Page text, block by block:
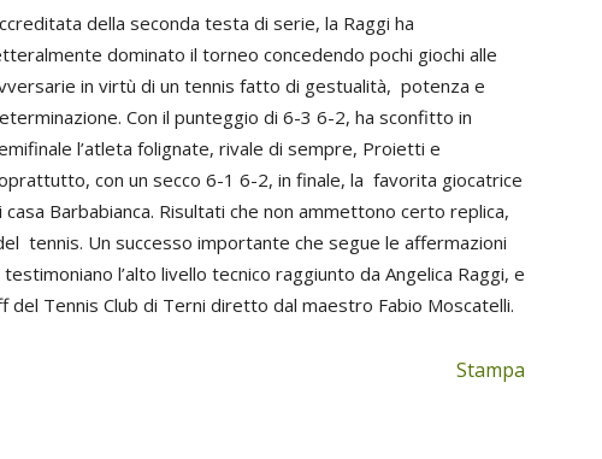
della seconda testa di serie, la Raggi ha
dominato il torneo concedendo pochi giochi alle
in virtù di un tennis fatto di gestualità, potenza e
Con il punteggio di 6-3 6-2, ha sconfitto in
l’atleta folignate, rivale di sempre, Proietti e
con un secco 6-1 6-2, in finale, la favorita giocatrice
casa Barbabianca. Risultati che non ammettono certo replica,
tennis. Un successo importante che segue le affermazioni
l’alto livello tecnico raggiunto da Angelica Raggi, e
del Tennis Club di Terni diretto dal maestro Fabio Moscatelli.
Stampa